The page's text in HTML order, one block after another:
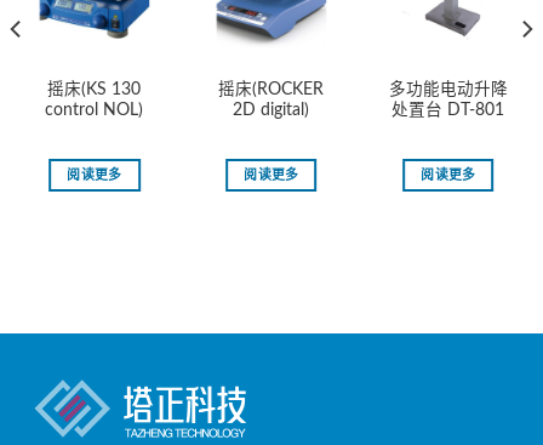
摇床(KS 130
control NOL)
阅读更多
摇床(ROCKER
2D digital)
阅读更多
多功能电动升降
处置台 DT-801
阅读更多